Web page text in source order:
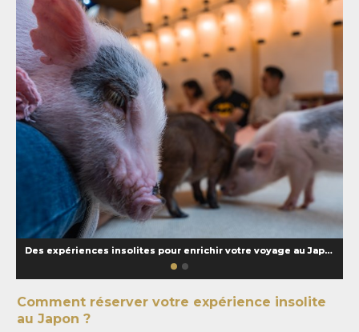
Des expériences insolites pour enrichir votre voyage au Japon
Comment réserver votre expérience insolite
au Japon ?